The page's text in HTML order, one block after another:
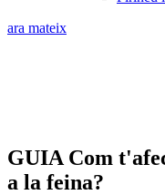
ara mateix
GUIA Com
a la feina?